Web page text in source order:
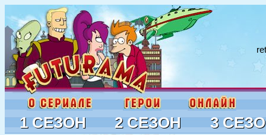
1 СЕЗОН 2 СЕЗОН 3